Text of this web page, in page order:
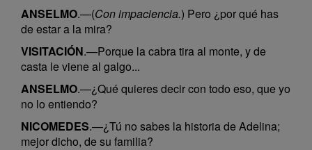
ANSELMO.—(Con impaciencia.) Pero ¿por qué has
de estar a la mira?
VISITACIÓN.—Porque la cabra tira al monte, y de
casta le viene al galgo...
ANSELMO.—¿Qué quieres decir con todo eso, que yo
no lo entiendo?
NICOMEDES.—¿Tú no sabes la historia de Adelina;
mejor dicho, de su familia?